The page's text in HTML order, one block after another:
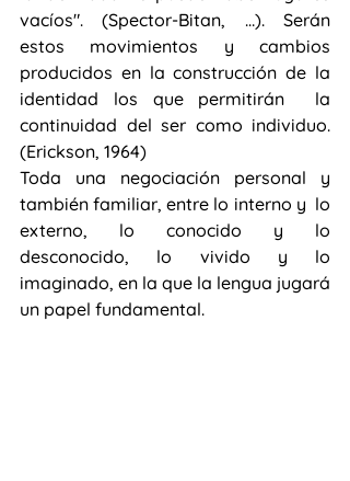
vacíos". (Spector-Bitan, …). Serán
estos movimientos y cambios
producidos en la construcción de la
identidad los que permitirán  la
continuidad del ser como individuo.
(Erickson, 1964)
Toda una negociación personal y
también familiar, entre lo interno y  lo
externo, lo conocido y lo
desconocido, lo vivido y lo
imaginado, en la que la lengua jugará
un papel fundamental.